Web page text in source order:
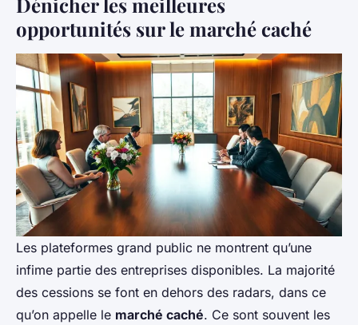
Dénicher les meilleures
opportunités sur le marché caché
Les plateformes grand public ne montrent qu’une
infime partie des entreprises disponibles. La majorité
des cessions se font en dehors des radars, dans ce
qu’on appelle le marché caché. Ce sont souvent les